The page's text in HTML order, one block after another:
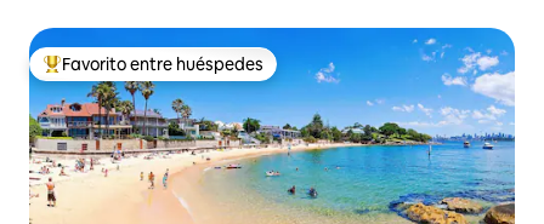
Favorito entre huéspedes preferido
Favorito entre huéspedes